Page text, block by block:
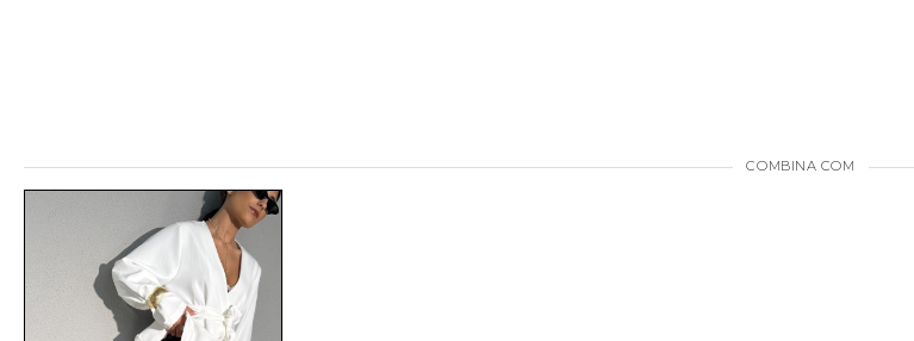
COMBINA COM